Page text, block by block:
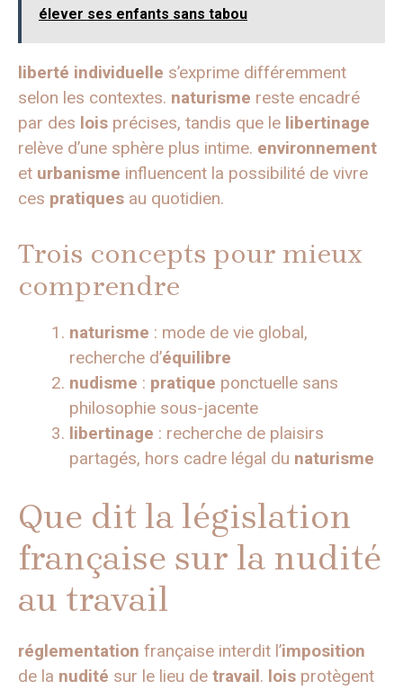
élever ses enfants sans tabou
liberté individuelle s’exprime différemment
selon les contextes. naturisme reste encadré
par des lois précises, tandis que le libertinage
relève d’une sphère plus intime. environnement
et urbanisme influencent la possibilité de vivre
ces pratiques au quotidien.
Trois concepts pour mieux
comprendre
naturisme : mode de vie global,
recherche d’équilibre
nudisme : pratique ponctuelle sans
philosophie sous-jacente
libertinage : recherche de plaisirs
partagés, hors cadre légal du naturisme
Que dit la législation
française sur la nudité
au travail
réglementation française interdit l’imposition
de la nudité sur le lieu de travail. lois protègent